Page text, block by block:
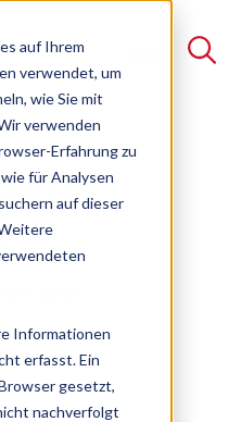
auf Ihrem
verwendet, um
wie Sie mit
verwenden
Erfahrung zu
für Analysen
auf dieser
Informationen
erfasst. Ein
gesetzt,
nachverfolgt
das Suchfeld leer ist.
im